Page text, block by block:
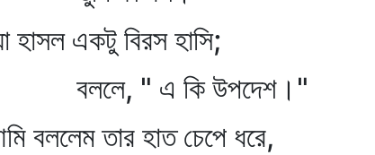
একটু বিরস হাসি;
" এ কি উপদেশ।"
তার হাত চেপে ধরে,